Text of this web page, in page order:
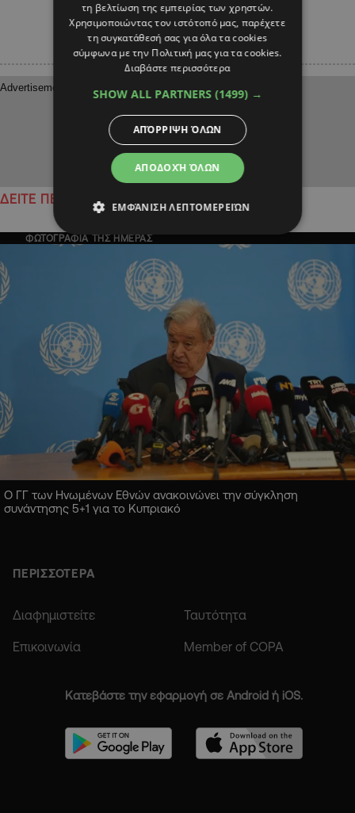
ΔΕΙΤΕ ΠΕΡΙΣΣΟΤΕΡΑ
ΦΩΤΟΓΡΑΦΙΑ ΤΗΣ ΗΜΕΡΑΣ
Ο ΓΓ των Ηνωμένων Εθνών ανακοινώνει την σύγκληση
συνάντησης 5+1 για το Κυπριακό
ΠΕΡΙΣΣΟΤΕΡΑ
Διαφημιστείτε Ταυτότητα
Επικοινωνία Member of COPA
Κατεβάστε την εφαρμογή σε Android ή iOS.
τη βελτίωση της εμπειρίας των χρηστών.
Χρησιμοποιώντας τον ιστότοπό μας, παρέχετε
τη συγκατάθεσή σας για όλα τα cookies
σύμφωνα με την Πολιτική μας για τα cookies.
Διαβάστε περισσότερα
SHOW ALL PARTNERS (1499) →
ΑΠΟΔΟΧΉ ΌΛΩΝ
ΑΠΌΡΡΙΨΗ ΌΛΩΝ
ΕΜΦΆΝΙΣΗ ΛΕΠΤΟΜΕΡΕΙΏΝ